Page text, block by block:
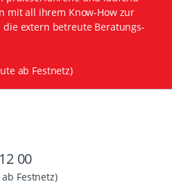
mit all ihrem Know-How zur
die extern betreute Beratungs-
ab Festnetz)
00
Festnetz)